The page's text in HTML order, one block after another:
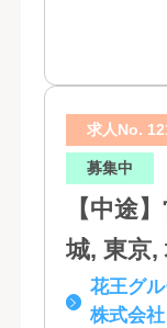
滋賀, 奈
口, 鳥取
高知, 福
分, 宮崎,
づく「お
求人No.
募集中
【中途】営
城, 東京,
福岡花王グ
株式会社